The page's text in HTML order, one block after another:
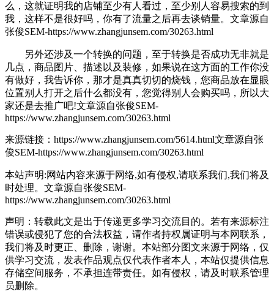
么，这就证明我的店铺至少有人看过，至少别人容易搜索的到
我，这样不是很好吗，你有了流量之后再去谈销量。 文章源自
张俊SEM-https://www.zhangjunsem.com/30263.html
另外还涉及一个转换的问题，至于转换是否成功无非就是
几点，商品图片、描述以及装修，如果说在这方面的工作你没
有做好，我告诉你，那才是真真切切的烧钱，您商品放在显眼
位置别人打开之后什么都没有，您觉得别人会购买吗，所以大
家还是去推广吧!文章源自张俊SEM-
https://www.zhangjunsem.com/30263.html
来源链接：https://www.zhangjunsem.com/5614.html文章源自张
俊SEM-https://www.zhangjunsem.com/30263.html
本站声明:网站内容来源于网络,如有侵权,请联系我们,我们将及
时处理。 文章源自张俊SEM-
https://www.zhangjunsem.com/30263.html
声明：转载此文是出于传递更多学习交流目的。若有来源标注
错误或侵犯了您的合法权益，请作者持权属证明与本网联系，
我们将及时更正、删除，谢谢。本站部分图文来源于网络，仅
供学习交流，发表作品观点仅代表作者本人，本站仅提供信息
存储空间服务，不承担连带责任。如有侵权，请及时联系管理
员删除。